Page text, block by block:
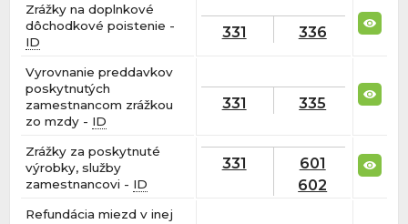
Zrážky na doplnkové
dôchodkové poistenie -
ID
331 336
Vyrovnanie preddavkov
poskytnutých
zamestnancom zrážkou
zo mzdy - ID
331 335
Zrážky za poskytnuté
výrobky, služby
zamestnancovi - ID
331
601
602
Refundácia miezd v inej